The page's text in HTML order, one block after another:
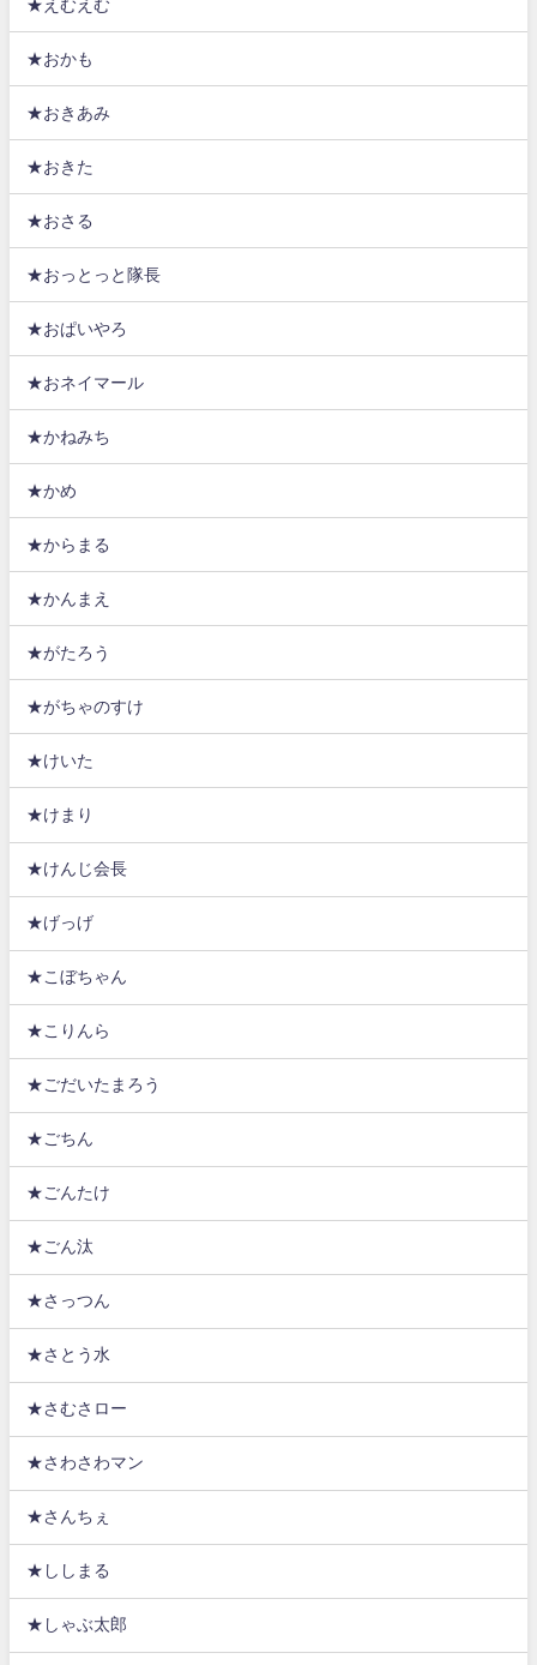
★えむえむ
★おかも
★おきあみ
★おきた
★おさる
★おっとっと隊長
★おぱいやろ
★おネイマール
★かねみち
★かめ
★からまる
★かんまえ
★がたろう
★がちゃのすけ
★けいた
★けまり
★けんじ会長
★げっげ
★こぼちゃん
★こりんら
★ごだいたまろう
★ごちん
★ごんたけ
★ごん汰
★さっつん
★さとう水
★さむさロー
★さわさわマン
★さんちぇ
★ししまる
★しゃぶ太郎